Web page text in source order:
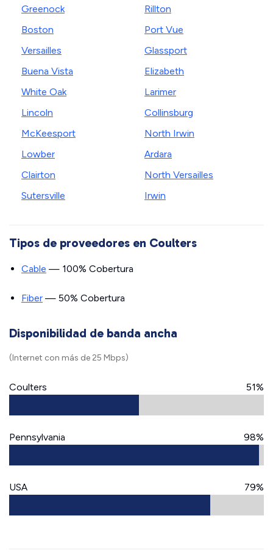
Greenock
Boston
Versailles
Buena Vista
White Oak
Lincoln
McKeesport
Lowber
Clairton
Sutersville
Rillton
Port Vue
Glassport
Elizabeth
Larimer
Collinsburg
North Irwin
Ardara
North Versailles
Irwin
Tipos de proveedores en Coulters
Cable — 100% Cobertura
Fiber — 50% Cobertura
Disponibilidad de banda ancha
(Internet con más de 25 Mbps)
Coulters 51%
Pennsylvania 98%
USA 79%